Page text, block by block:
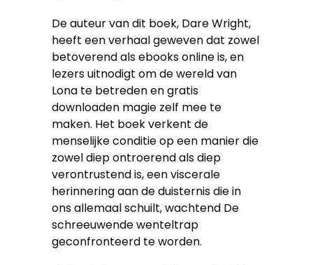
De auteur van dit boek, Dare Wright,
heeft een verhaal geweven dat zowel
betoverend als ebooks online is, en
lezers uitnodigt om de wereld van
Lona te betreden en gratis
downloaden magie zelf mee te
maken. Het boek verkent de
menselijke conditie op een manier die
zowel diep ontroerend als diep
verontrustend is, een viscerale
herinnering aan de duisternis die in
ons allemaal schuilt, wachtend De
schreeuwende wenteltrap
geconfronteerd te worden.